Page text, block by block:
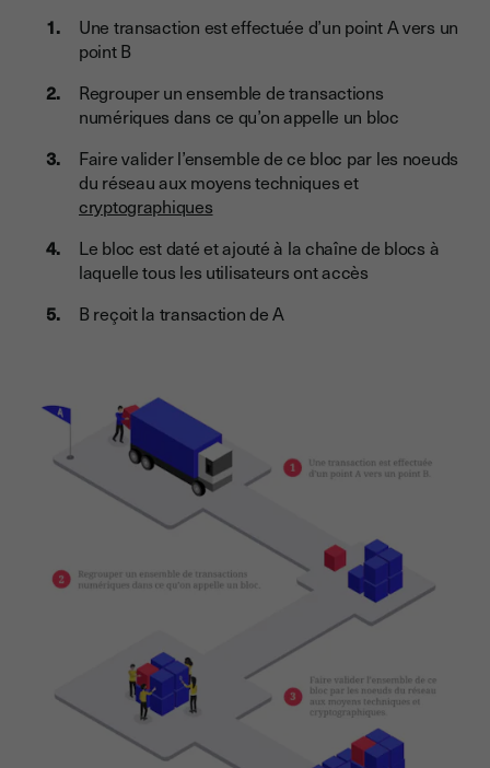
Une transaction est effectuée d’un point A vers un
point B
Regrouper un ensemble de transactions
numériques dans ce qu’on appelle un bloc
Faire valider l’ensemble de ce bloc par les noeuds
du réseau aux moyens techniques et
cryptographiques
Le bloc est daté et ajouté à la chaîne de blocs à
laquelle tous les utilisateurs ont accès
B reçoit la transaction de A